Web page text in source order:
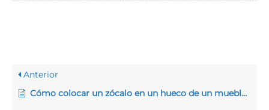
Anterior
Cómo colocar un zócalo en un hueco de un mueble a otro